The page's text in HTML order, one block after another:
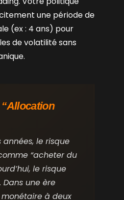
une période de
(ex : 4 ans) pour
de volatilité sans
le risque
“acheter du
le risque
Dans une ère
monétaire à deux